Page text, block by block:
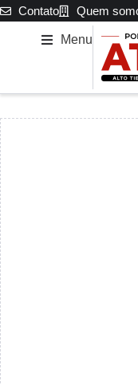
Contato Quem
Menu